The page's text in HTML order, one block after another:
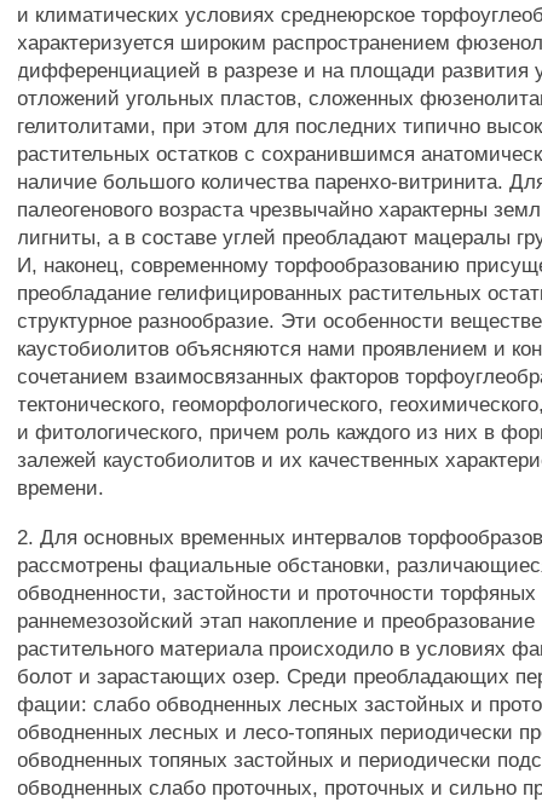
и климатических условиях среднеюрское
характеризуется широким распространением
дифференциацией в разрезе и на площади развития
отложений угольных пластов, сложенных
гелитолитами, при этом для последних типично
растительных остатков с сохранившимся
наличие большого количества паренхо-витринита.
палеогенового возраста чрезвычайно характерны
лигниты, а в составе углей преобладают мацералы
И, наконец, современному торфообразованию
преобладание гелифицированных растительных
структурное разнообразие. Эти особенности
каустобиолитов объясняются нами проявлением и
сочетанием взаимосвязанных факторов
тектонического, геоморфологического,
и фитологического, причем роль каждого из них в
залежей каустобиолитов и их качественных
времени.
2. Для основных временных интервалов
рассмотрены фациальные обстановки,
обводненности, застойности и проточности торфяных
раннемезозойский этап накопление и преобразование
растительного материала происходило в условиях
болот и зарастающих озер. Среди преобладающих
фации: слабо обводненных лесных застойных и
обводненных лесных и лесо-топяных периодически
обводненных топяных застойных и периодически
обводненных слабо проточных, проточных и сильно